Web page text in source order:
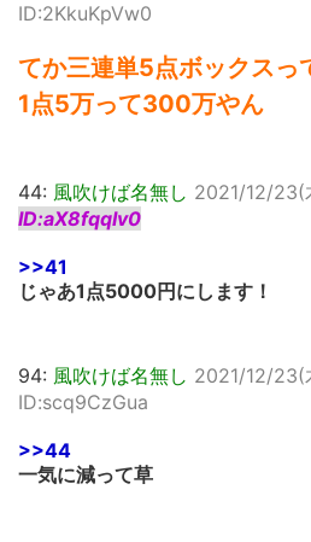
ID:2KkuKpVw0
てか三連単5点ボックスっ
1点5万って300万やん
44: 風吹けば名無し 2021/12/
ID:aX8fqqIv0
>>41
じゃあ1点5000円にします！
94: 風吹けば名無し 2021/12/23(
ID:scq9CzGua
>>44
一気に減って草